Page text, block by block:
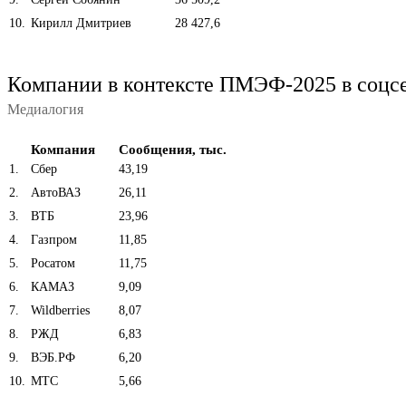
10
Кирилл Дмитриев 28 427,6
Компании в контексте ПМЭФ-2025 в
Медиалогия
Компания Сообщения, тыс.
1. Сбер
43,19
2. АвтоВАЗ
26,11
3. ВТБ
23,96
4. Газпром
11,85
5. Росатом
11,75
6. КАМАЗ
9,09
7. Wildberries
8,07
8. РЖД
6,83
9. ВЭБ.РФ
6,20
10. МТС 5,66